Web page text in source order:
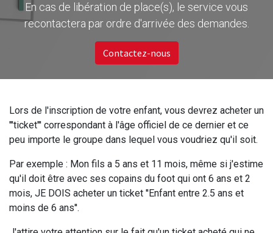
En cas de libération de place(s), le service vous
recontactera par ordre d'arrivée des demandes.
Contactez-nous
Lors de l'inscription de votre enfant, vous devrez acheter un
'''ticket''' correspondant à l'âge officiel de ce dernier et ce
peu importe le groupe dans lequel vous voudriez qu'il soit.
Par exemple : Mon fils a 5 ans et 11 mois, même si j'estime
qu'il doit être avec ses copains du foot qui ont 6 ans et 2
mois, JE DOIS acheter un ticket ''Enfant entre 2.5 ans et
moins de 6 ans''.